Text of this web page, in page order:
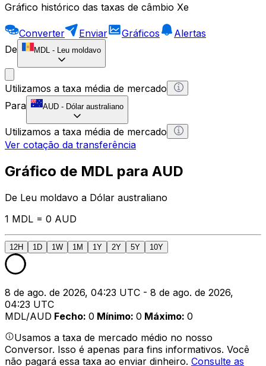
Gráfico histórico das taxas de câmbio Xe
Converter Enviar Gráficos
Alertas
De
MDL - Leu moldavo
Utilizamos a taxa média de mercado
Para
AUD - Dólar australiano
Utilizamos a taxa média de mercado
Ver cotação da transferência
Gráfico de MDL para AUD
De Leu moldavo a Dólar australiano
1 MDL = 0 AUD
12H 1D 1W 1M 1Y 2Y 5Y 10Y
8 de ago. de 2026, 04:23 UTC - 8 de ago. de 2026,
04:23 UTC
MDL/AUD Fecho: 0 Mínimo: 0 Máximo: 0
Usamos a taxa de mercado médio no nosso
Conversor. Isso é apenas para fins informativos. Você
não pagará essa taxa ao enviar dinheiro. Consulte as